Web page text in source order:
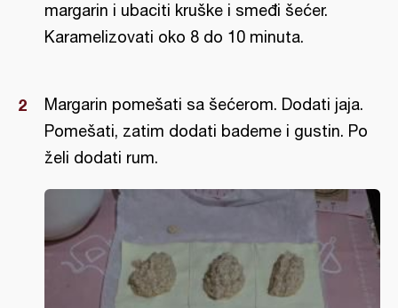
margarin i ubaciti kruške i smeđi šećer.
Karamelizovati oko 8 do 10 minuta.
Margarin pomešati sa šećerom. Dodati jaja.
Pomešati, zatim dodati bademe i gustin. Po
želi dodati rum.